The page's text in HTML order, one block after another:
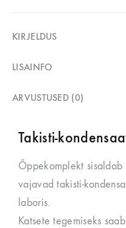
KIRJELDUS
LISAINFO
ARVUSTUSED (0)
Takisti-
Õppekomplekt
vajavad takisti-
laboris.
Katsete tegemiseks